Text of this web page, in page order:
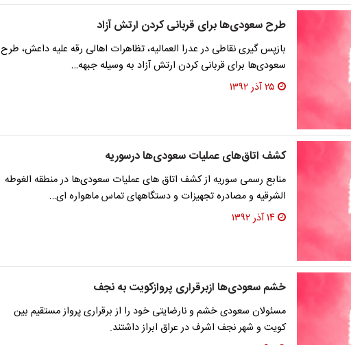
طرح سعودی‌ها برای قربانی کردن ارتش آزاد
بازپس گیری نقاطی در عدرا العمالیه، تظاهرات اهالی رقه علیه داعش، طرح
سعودی‌ها برای قربانی کردن ارتش آزاد به وسیله جبهه…
۲۵ آذر ۱۳۹۲
کشف اتاق‌های عملیات سعودی‌ها درسوریه
منابع رسمی سوریه از کشف اتاق های عملیات سعودی‌ها در منطقه الغوطه
الشرقیه و مصادره تجهیزات و دستگاههای تماس ماهواره ای…
۱۴ آذر ۱۳۹۲
خشم سعودی‌ها ازبرقراری پروازکویت به نجف
مسئولان سعودی خشم و نارضایتی خود را از برقراری پرواز مستقیم بین
کویت و شهر نجف اشرف در عراق ابراز داشتند.